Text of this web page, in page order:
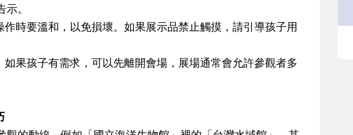
示。
時要溫和，以免損壞。如果展示品禁止觸摸，請引導孩子用
果孩子有需求，可以先離開會場，展場通常會允許參觀者多